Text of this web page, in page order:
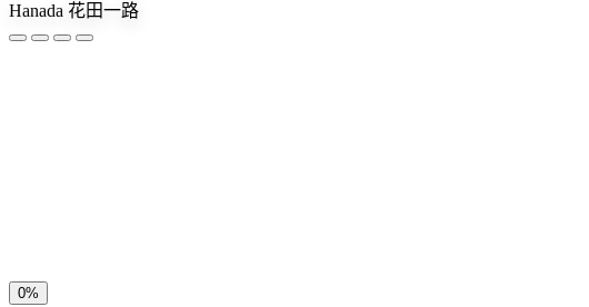
Hanada 花田一路
0%